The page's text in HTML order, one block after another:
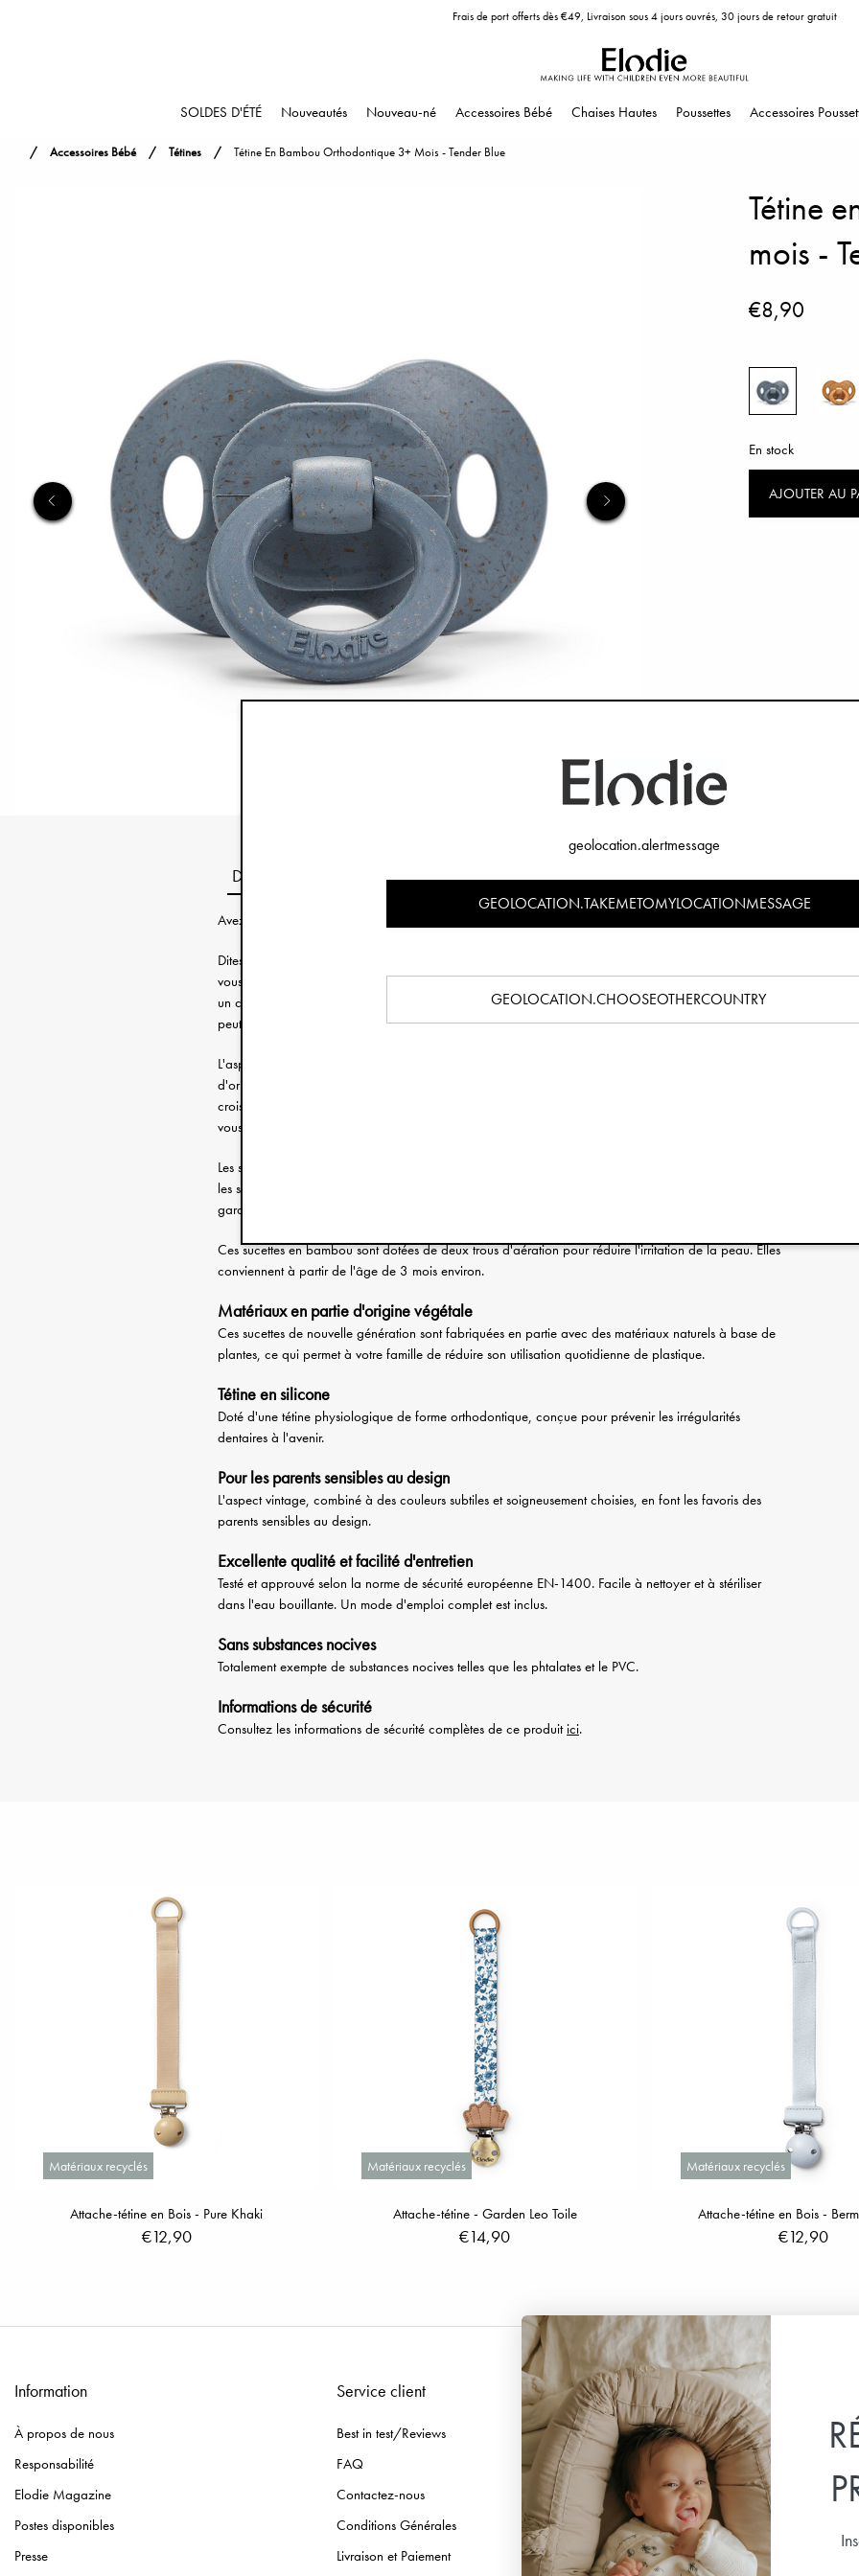
Frais de port offerts dès €49, Livraison sous 4 jours ouvrés, 30 jours de retour gratuit
SOLDES D'ÉTÉ Nouveautés Nouveau-né Accessoires Bébé Chaises Hautes Poussettes Accessoires
Accessoires Bébé Tétines Tétine En Bambou Orthodontique 3+ Mois - Tender Blue
Tétine
mois -
€8,90
En stock
AJOUTER AU
Description Caractéristiques
Avez-vous besoin d'aide pour choisir la bonne tétine ? Lisez notre guide des sucettes
Dites bonjour à la prochaine génération de sucettes durables. Sucette, tétine- quel que soit le nom que
vous leur donnez, elles sont généralement l'un des biens les plus précieux de votre enfant. La tétine est
un compagnon constant pour de nombreux bébés et parents au cours des premières années, car elle
peut calmer le nouveau-né et lui procurer un sentiment de sécurité.
L'aspect et le toucher naturels de ces petits bijoux sont obtenus en mélangeant des fibres de bambou
d'origine végétale avec du plastique polyphropylène traditionnel. En utilisant le bambou, une plante à
croissance rapide et renouvelable, comme ressource, nous réduisons notre impact environnemental et
vous aidons à réduire votre utilisation du plastique dans la vie quotidienne.
Les subtiles nuances de couleur et l'anneau du bouton leur confèrent un adorable look vintage. Toutes
les sucettes ont un attache-sucette assorti parmi notre catalogue, parfait pour compléter le look et
garder la tétine à portée de main.
Ces sucettes en bambou sont dotées de deux trous d'aération pour réduire l'irritation de la peau. Elles
conviennent à partir de l'âge de 3 mois environ.
Matériaux en partie d'origine végétale
Ces sucettes de nouvelle génération sont fabriquées en partie avec des matériaux naturels à base de
plantes, ce qui permet à votre famille de réduire son utilisation quotidienne de plastique.
Tétine en silicone
Doté d'une tétine physiologique de forme orthodontique, conçue pour prévenir les irrégularités
dentaires à l'avenir.
Pour les parents sensibles au design
L'aspect vintage, combiné à des couleurs subtiles et soigneusement choisies, en font les favoris des
parents sensibles au design.
Excellente qualité et facilité d'entretien
Testé et approuvé selon la norme de sécurité européenne EN-1400. Facile à nettoyer et à stériliser
dans l'eau bouillante. Un mode d'emploi complet est inclus.
Sans substances nocives
Totalement exempte de substances nocives telles que les phtalates et le PVC.
Informations de sécurité
Consultez les informations de sécurité complètes de ce produit ici.
Matériaux recyclés
Attache-tétine en Bois - Pure Khaki
€12,90
Matériaux recyclés
Attache-tétine - Garden Leo Toile
€14,90
Matériaux recyclés
Attache-tétine en Bois -
€12,90
Information
À propos de nous
Responsabilité
Elodie Magazine
Postes disponibles
Presse
Service client
Best in test/Reviews
FAQ
Contactez-nous
Conditions Générales
Livraison et Paiement
Suivez-nous
Facebook
Instagram
TikTok
Pinterest
Youtube
geolocation.alertmessage
GEOLOCATION.TAKEMETOMYLOCATIONMESSAGE
GEOLOCATION.CHOOSEOTHERCOUNTRY